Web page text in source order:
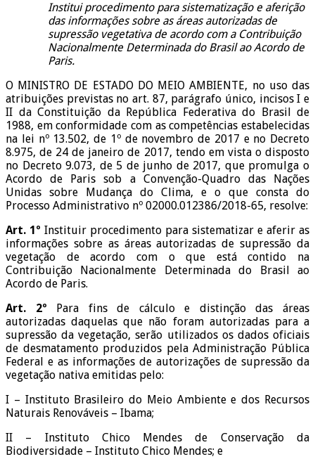
Institui procedimento para sistematização e aferição
das informações sobre as áreas autorizadas de
supressão vegetativa de acordo com a Contribuição
Nacionalmente Determinada do Brasil ao Acordo de
Paris.
O MINISTRO DE ESTADO DO MEIO AMBIENTE, no uso das
atribuições previstas no art. 87, parágrafo único, incisos I e
II da Constituição da República Federativa do Brasil de
1988, em conformidade com as competências estabelecidas
na lei nº 13.502, de 1º de novembro de 2017 e no Decreto
8.975, de 24 de janeiro de 2017, tendo em vista o disposto
no Decreto 9.073, de 5 de junho de 2017, que promulga o
Acordo de Paris sob a Convenção-Quadro das Nações
Unidas sobre Mudança do Clima, e o que consta do
Processo Administrativo nº 02000.012386/2018-65, resolve:
Art. 1º Instituir procedimento para sistematizar e aferir as
informações sobre as áreas autorizadas de supressão da
vegetação de acordo com o que está contido na
Contribuição Nacionalmente Determinada do Brasil ao
Acordo de Paris.
Art. 2º Para fins de cálculo e distinção das áreas
autorizadas daquelas que não foram autorizadas para a
supressão da vegetação, serão utilizados os dados oficiais
de desmatamento produzidos pela Administração Pública
Federal e as informações de autorizações de supressão da
vegetação nativa emitidas pelo:
I – Instituto Brasileiro do Meio Ambiente e dos Recursos
Naturais Renováveis – Ibama;
II – Instituto Chico Mendes de Conservação da
Biodiversidade – Instituto Chico Mendes; e